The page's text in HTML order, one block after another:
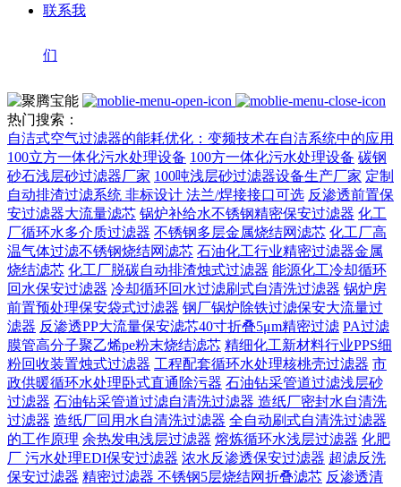
联系我
们
热门搜索：
自洁式空气过滤器的能耗优化：变频技术在自洁系统中的应用
100立方一体化污水处理设备 100方一体化污水处理设备 碳钢
砂石浅层砂过滤器厂家 100吨浅层砂过滤器设备生产厂家 定制
自动排渣过滤系统 非标设计 法兰/焊接接口可选‌ 反渗透前置保
安过滤器大流量滤芯 锅炉补给水不锈钢精密保安过滤器 化工
厂循环水多介质过滤器 不锈钢多层金属烧结网滤芯 化工厂高
温气体过滤不锈钢烧结网滤芯 石油化工行业精密过滤器金属
烧结滤芯 化工厂脱碳自动排渣烛式过滤器 能源化工冷却循环
回水保安过滤器 冷却循环回水过滤刷式自清洗过滤器 锅炉房
前置预处理保安袋式过滤器 钢厂锅炉除铁过滤保安大流量过
滤器 反渗透PP大流量保安滤芯40寸折叠5μm精密过滤 PA过滤
膜管高分子聚乙烯pe粉末烧结滤芯 精细化工新材料行业PPS细
粉回收装置烛式过滤器 工程配套循环水处理核桃壳过滤器 市
政供暖循环水处理卧式直通除污器 石油钻采管道过滤浅层砂
过滤器 石油钻采管道过滤自清洗过滤器 造纸厂密封水自清洗
过滤器 造纸厂回用水自清洗过滤器 全自动刷式自清洗过滤器
的工作原理 余热发电浅层过滤器 熔炼循环水浅层过滤器 化肥
厂 污水处理EDI保安过滤器 浓水反渗透保安过滤器 超滤反洗
保安过滤器 精密过滤器 不锈钢5层烧结网折叠滤芯 反渗透清